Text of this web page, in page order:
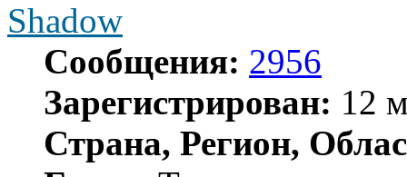
Shadow
Сообщения: 2956
Зарегистрирован: 12
Страна, Регион,